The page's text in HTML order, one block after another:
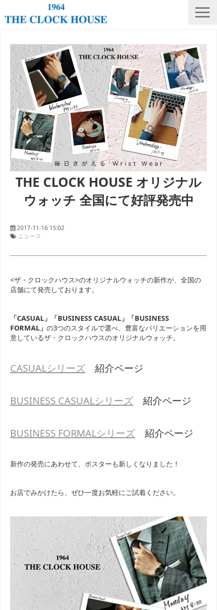
THE CLOCK HOUSE オリジナルウォッチ
ランキング
修理・電池交換
会社概要
採用情報
オンラインストア
店舗リスト
THE CLOCK HOUSE オリジナル
ウォッチ 全国にて好評発売中
2017-11-16 15:02
ニュース
<ザ・クロックハウス>のオリジナルウォッチの新作が、全国の
店舗にて発売しております。
「CASUAL」「BUSINESS CASUAL」「BUSINESS
FORMAL」 の3つのスタイルで選べ、豊富なバリエーションを用
意しているザ・クロックハウスのオリジナルウォッチ。
CASUALシリーズ 紹介ページ
BUSINESS CASUALシリーズ 紹介ページ
BUSINESS FORMALシリーズ 紹介ページ
新作の発売にあわせて、ポスターも新しくなりました！
お店でみかけたら、ぜひ一度お気軽にご試着ください。